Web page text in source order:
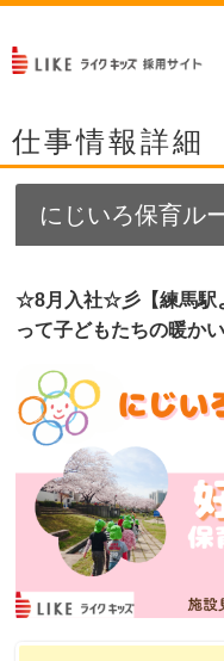
仕事情報詳細
にじいろ保育ル
☆8月入社☆彡【練馬駅
って子どもたちの暖か